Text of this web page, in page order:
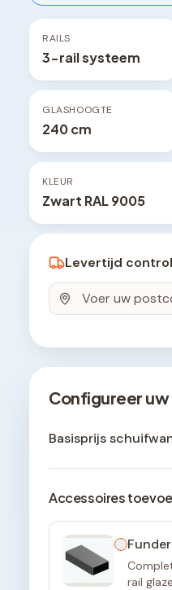
RAILS
3-rail systeem
GLASHOOGTE
240 cm
KLEUR
Zwart RAL 9005
Levertijd
Configureer
Basisprijs
Accessoires
rail